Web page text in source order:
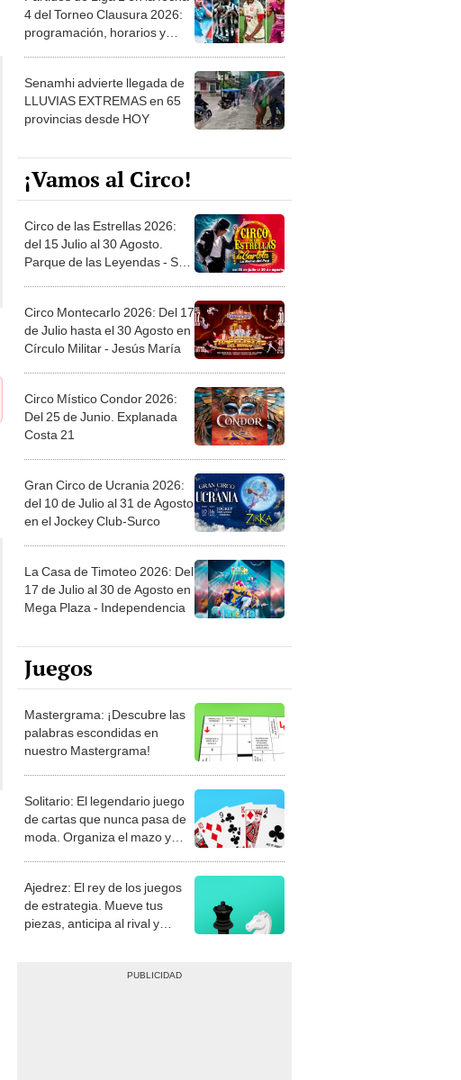
programación, horarios y
Senamhi advierte llegada de
LLUVIAS EXTREMAS en 65
provincias desde HOY
¡Vamos al Circo!
Circo de las Estrellas 2026:
del 15 Julio al 30 Agosto.
Parque de las Leyendas - San
Miguel
Circo Montecarlo 2026: Del 17
de Julio hasta el 30 Agosto en
Círculo Militar - Jesús María
Circo Místico Condor 2026:
Del 25 de Junio. Explanada
Costa 21
Gran Circo de Ucrania 2026:
del 10 de Julio al 31 de Agosto
en el Jockey Club-Surco
La Casa de Timoteo 2026: Del
17 de Julio al 30 de Agosto en
Mega Plaza - Independencia
Juegos
Mastergrama: ¡Descubre las
palabras escondidas en
nuestro Mastergrama!
Solitario: El legendario juego
de cartas que nunca pasa de
moda. Organiza el mazo y
demuestra tu habilidad.
Ajedrez: El rey de los juegos
de estrategia. Mueve tus
piezas, anticipa al rival y
consigue el jaque mate.